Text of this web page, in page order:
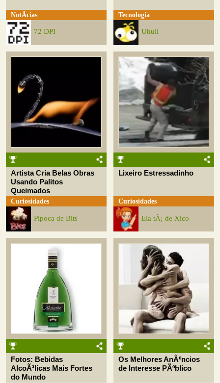
NotÃ­cias
72 DPI
Tecnologia
Uhull
Artista Cria Belas Obras
Usando Palitos
Queimados
Curiosidades
Pipoca de Bits
Lixeiro Estressadinho
Curiosidades
Ela tÃ¡ de Xico
Fotos: Bebidas
AlcoÃ³licas Mais Fortes
do Mundo
Os Melhores AnÃºncios
de Interesse PÃºblico